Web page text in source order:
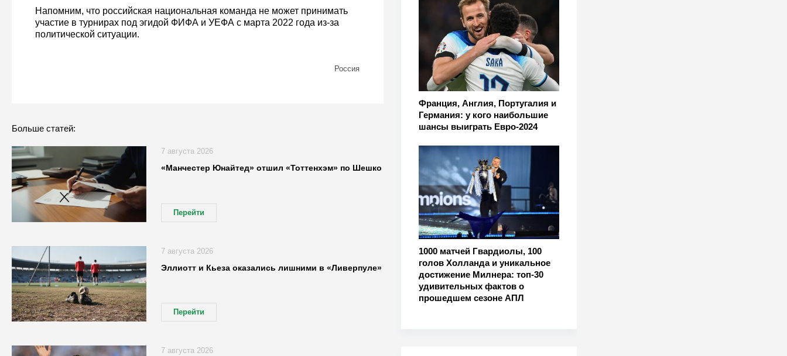
Франция, Англия, Португалия и
Германия: у кого наибольшие
шансы выиграть Евро-2024
1000 матчей Гвардиолы, 100
голов Холланда и уникальное
достижение Милнера: топ-30
удивительных фактов о
прошедшем сезоне АПЛ
Напомним, что российская национальная команда не может принимать
участие в турнирах под эгидой ФИФА и УЕФА с марта 2022 года из-за
политической ситуации.
Россия
Больше статей:
«Манчестер Юнайтед» отшил «Тоттенхэм» по Шешко
Перейти
7 августа 2026
Эллиотт и Кьеза оказались лишними в «Ливерпуле»
Перейти
7 августа 2026
7 августа 2026